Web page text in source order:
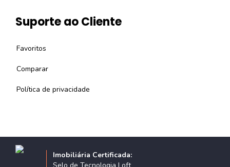
Suporte ao Cliente
Favoritos
Comparar
Política de privacidade
Imobiliária Certificada: